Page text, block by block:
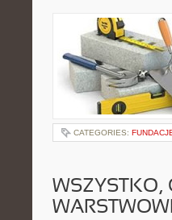
CATEGORIES:
WSZYSTKO,